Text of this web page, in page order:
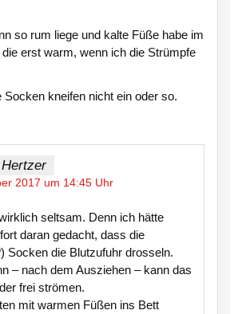
so rum liege und kalte Füße habe im
erst warm, wenn ich die Strümpfe
Socken kneifen nicht ein oder so.
2017 um 14:45 Uhr
seltsam. Denn ich hätte
daran gedacht, dass die
Socken die Blutzufuhr drosseln.
– nach dem Ausziehen – kann das
frei strömen.
mit warmen Füßen ins Bett